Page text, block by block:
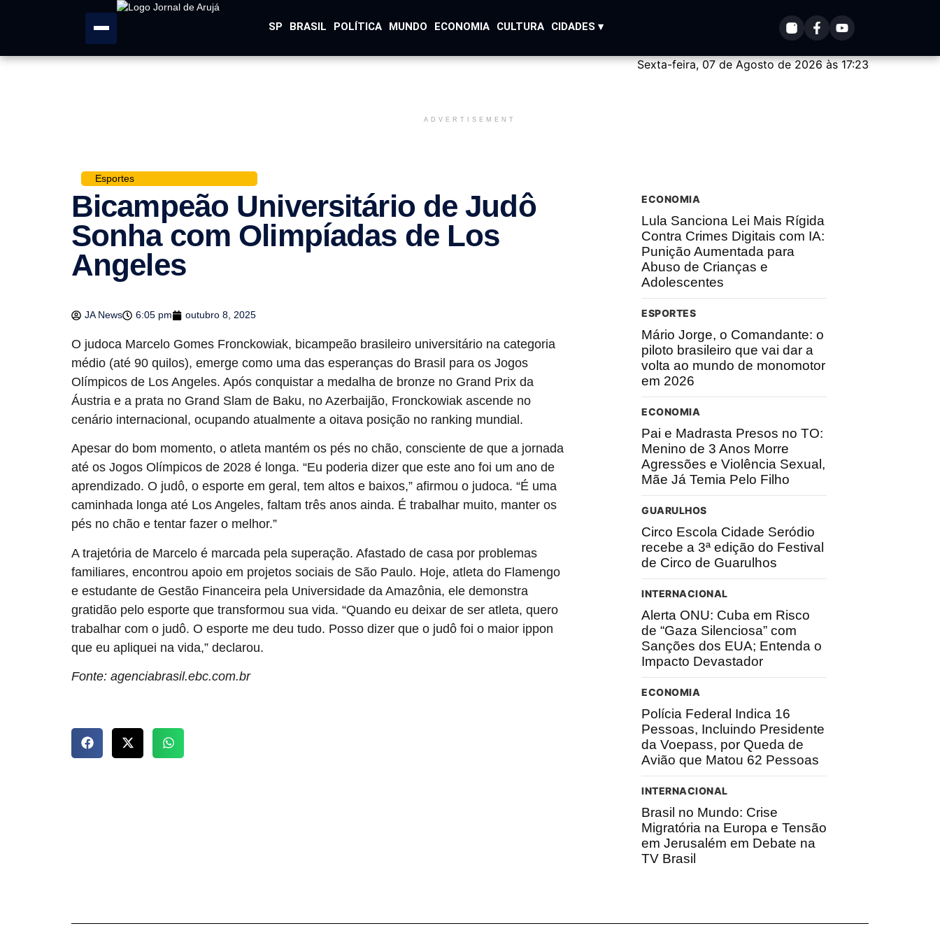
Sexta-feira, 07 de Agosto de 2026 às 17:23
SP BRASIL POLÍTICA MUNDO ECONOMIA CULTURA CIDADES ▾
ADVERTISEMENT
Esportes
Bicampeão Universitário de Judô
Sonha com Olimpíadas de Los
Angeles
JA News 6:05 pm outubro 8, 2025
O judoca Marcelo Gomes Fronckowiak, bicampeão brasileiro universitário na categoria
médio (até 90 quilos), emerge como uma das esperanças do Brasil para os Jogos
Olímpicos de Los Angeles. Após conquistar a medalha de bronze no Grand Prix da
Áustria e a prata no Grand Slam de Baku, no Azerbaijão, Fronckowiak ascende no
cenário internacional, ocupando atualmente a oitava posição no ranking mundial.
Apesar do bom momento, o atleta mantém os pés no chão, consciente de que a jornada
até os Jogos Olímpicos de 2028 é longa. “Eu poderia dizer que este ano foi um ano de
aprendizado. O judô, o esporte em geral, tem altos e baixos,” afirmou o judoca. “É uma
caminhada longa até Los Angeles, faltam três anos ainda. É trabalhar muito, manter os
pés no chão e tentar fazer o melhor.”
A trajetória de Marcelo é marcada pela superação. Afastado de casa por problemas
familiares, encontrou apoio em projetos sociais de São Paulo. Hoje, atleta do Flamengo
e estudante de Gestão Financeira pela Universidade da Amazônia, ele demonstra
gratidão pelo esporte que transformou sua vida. “Quando eu deixar de ser atleta, quero
trabalhar com o judô. O esporte me deu tudo. Posso dizer que o judô foi o maior ippon
que eu apliquei na vida,” declarou.
Fonte: agenciabrasil.ebc.com.br
ECONOMIA
Lula Sanciona Lei Mais Rígida
Contra Crimes Digitais com IA:
Punição Aumentada para
Abuso de Crianças e
Adolescentes
ESPORTES
Mário Jorge, o Comandante: o
piloto brasileiro que vai dar a
volta ao mundo de monomotor
em 2026
ECONOMIA
Pai e Madrasta Presos no TO:
Menino de 3 Anos Morre
Agressões e Violência Sexual,
Mãe Já Temia Pelo Filho
GUARULHOS
Circo Escola Cidade Seródio
recebe a 3ª edição do Festival
de Circo de Guarulhos
INTERNACIONAL
Alerta ONU: Cuba em Risco
de “Gaza Silenciosa” com
Sanções dos EUA; Entenda o
Impacto Devastador
ECONOMIA
Polícia Federal Indica 16
Pessoas, Incluindo Presidente
da Voepass, por Queda de
Avião que Matou 62 Pessoas
INTERNACIONAL
Brasil no Mundo: Crise
Migratória na Europa e Tensão
em Jerusalém em Debate na
TV Brasil